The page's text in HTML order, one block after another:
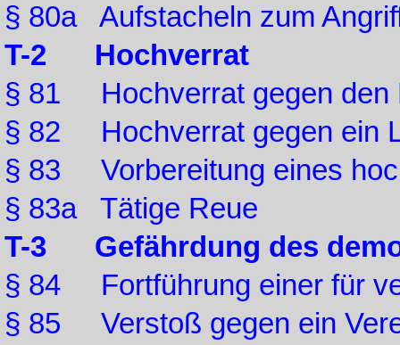
§ 80a Aufstacheln zum
T-2 Hochverrat
§ 81 Hochverrat gegen den
§ 82 Hochverrat gegen ein
§ 83 Vorbereitung eines
§ 83a Tätige Reue
T-3 Gefährdung des
§ 84 Fortführung einer für
§ 85 Verstoß gegen ein